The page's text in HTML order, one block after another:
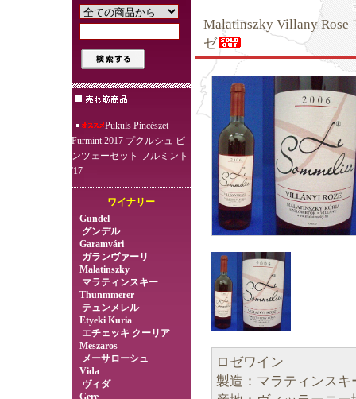
Pukuls Pincészet
Furmint 2017 プクルシュ ピ
ンツェーセット フルミント
'17
ワイナリー
Gundel
グンデル
Garamvári
ガランヴァーリ
Malatinszky
マラティンスキー
Thunmmerer
テュンメレル
Etyeki Kuria
エチェッキ クーリア
Meszaros
メーサローシュ
Vida
ヴィダ
Gere
Malatinszky Villany
ゼ
ロゼワイン
製造：マラティンスキ